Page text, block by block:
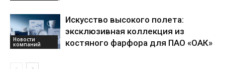
Новости
компаний
Искусство высокого полета:
эксклюзивная коллекция из
костяного фарфора для ПАО «ОАК»